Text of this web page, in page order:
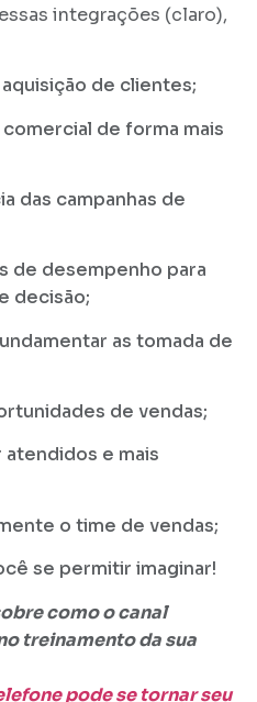
integrações (claro),
de clientes;
de forma mais
das campanhas de
de desempenho para
decisão;
as tomada de
de vendas;
e mais
o time de vendas;
se permitir imaginar!
como o canal
treinamento da sua
pode se tornar seu